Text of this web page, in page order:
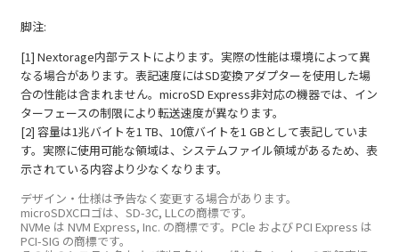
脚注:
[1] Nextorage内部テストによります。実際の性能は環境によって異
なる場合があります。表記速度にはSD変換アダプターを使用した場
合の性能は含まれません。microSD Express非対応の機器では、イン
ターフェースの制限により転送速度が異なります。
[2] 容量は1兆バイトを1 TB、10億バイトを1 GBとして表記していま
す。実際に使用可能な領域は、システムファイル領域があるため、表
示されている内容より少なくなります。
デザイン‧仕様は予告なく変更する場合があります。
microSDXCロゴは、SD-3C, LLCの商標です。
NVMe は NVM Express, Inc. の商標です。PCle および PCI Express は
PCI-SIG の商標です。